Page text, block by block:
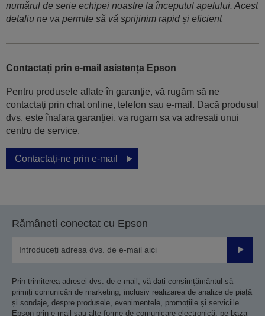
numărul de serie echipei noastre la începutul apelului. Acest
detaliu ne va permite să vă sprijinim rapid și eficient
Contactați prin e-mail asistența Epson
Pentru produsele aflate în garanție, vă rugăm să ne
contactați prin chat online, telefon sau e-mail. Dacă produsul
dvs. este înafara garanției, va rugam sa va adresati unui
centru de service.
Contactați-ne prin e-mail
Rămâneți conectat cu Epson
Prin trimiterea adresei dvs. de e-mail, vă dați consimțământul să
primiți comunicări de marketing, inclusiv realizarea de analize de piață
și sondaje, despre produsele, evenimentele, promoțiile și serviciile
Epson prin e-mail sau alte forme de comunicare electronică, pe baza